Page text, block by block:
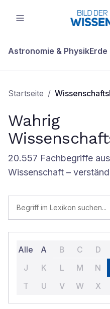
Astronomie & PhysikErde
Startseite /
Wahrig
20.557 Fachbegriffe
Wissenschaft –
Alle A B C D
J
K L M N
T
U V W X